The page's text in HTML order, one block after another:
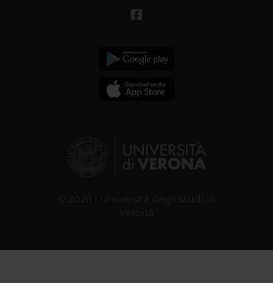
© 2026 | Università degli studi di
Verona